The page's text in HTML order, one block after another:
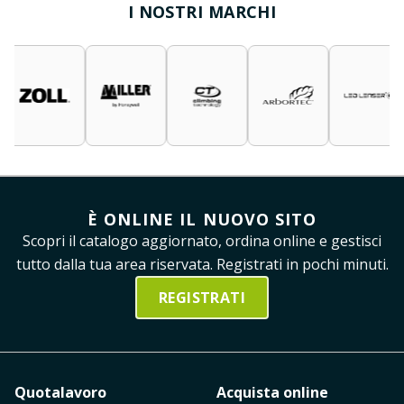
I NOSTRI MARCHI
È ONLINE IL NUOVO SITO
Scopri il catalogo aggiornato, ordina online e gestisci
tutto dalla tua area riservata. Registrati in pochi minuti.
REGISTRATI
Quotalavoro Acquista online